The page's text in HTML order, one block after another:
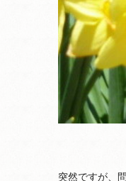
突然ですが、